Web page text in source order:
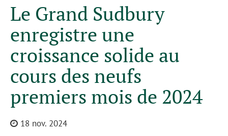
Le Grand Sudbury
enregistre une
croissance solide au
cours des neufs
premiers mois de 2024
18 nov. 2024